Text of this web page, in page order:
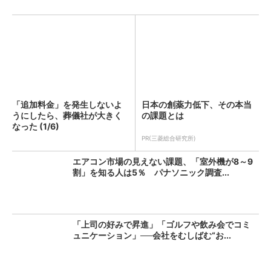
「追加料金」を発生しないよ
うにしたら、葬儀社が大きく
なった (1/6)
日本の創薬力低下、その本当
の課題とは
PR(三菱総合研究所)
エアコン市場の見えない課題、「室外機が8～9
割」を知る人は5％ パナソニック調査...
「上司の好みで昇進」「ゴルフや飲み会でコミ
ュニケーション」──会社をむしばむ“お...